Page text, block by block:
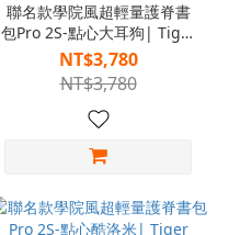
聯名款學院風超輕量護脊書
包Pro 2S-點心大耳狗| Tiger
Family
NT$3,780
NT$3,780